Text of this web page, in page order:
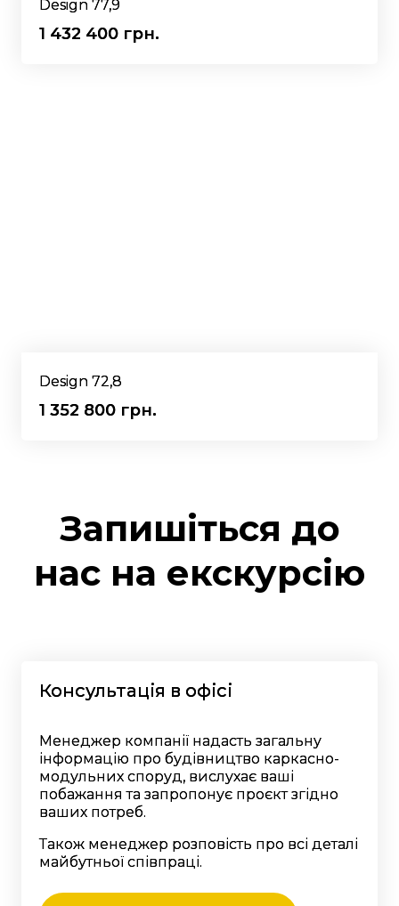
Design 77,9
1 432 400 грн.
Design 72,8
1 352 800 грн.
Запишіться до
нас на екскурсію
Консультація в офісі
Менеджер компанії надасть загальну
інформацію про будівництво каркасно-
модульних споруд, вислухає ваші
побажання та запропонує проєкт згідно
ваших потреб.
Також менеджер розповість про всі деталі
майбутньої співпраці.